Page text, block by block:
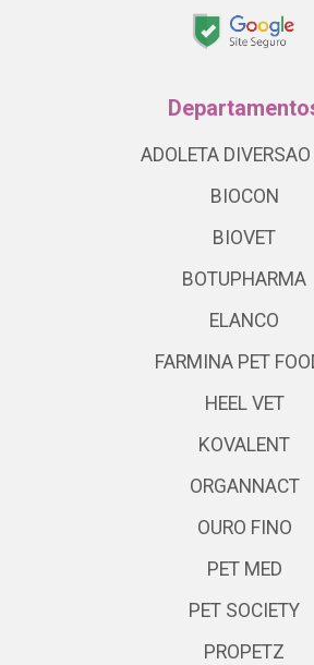
ADOLETA
BIOCON
BIOVET
BOTUPHARMA
ELANCO
FARMINA PET
HEEL VET
KOVALENT
ORGANNACT
OURO FINO
PET MED
PET SOCIETY
PROPETZ